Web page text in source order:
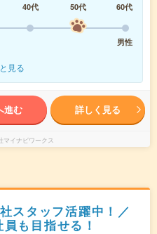
40代 50代
60代
男性
見る
進む 詳しく見る
マイナビワークス
スタッフ活躍中！／
も目指せる！